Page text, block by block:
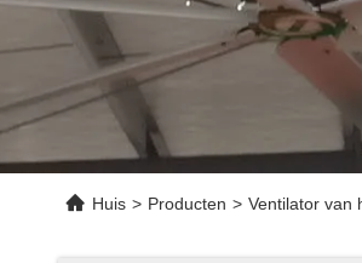
Huis > Producten > Ventilator van